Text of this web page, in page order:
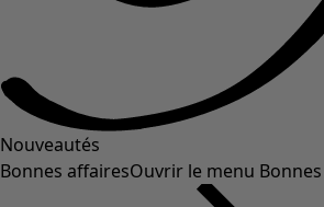
Nouveautés
Bonnes affairesOuvrir le menu